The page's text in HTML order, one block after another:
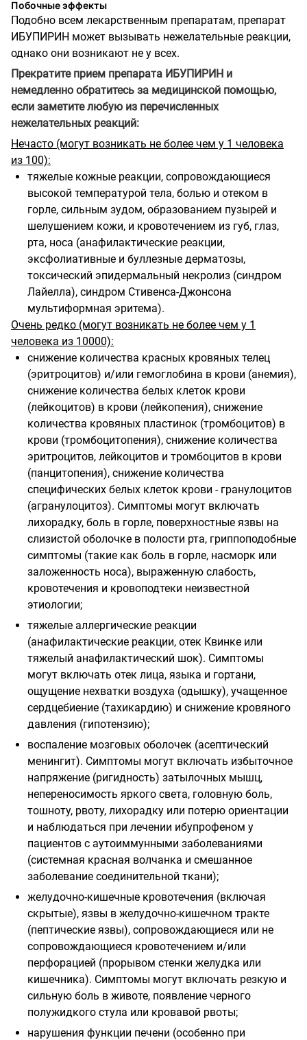
Побочные эффекты
Подобно всем лекарственным препаратам, препарат
ИБУПИРИН может вызывать нежелательные реакции,
однако они возникают не у всех.
Прекратите прием препарата ИБУПИРИН и
немедленно обратитесь за медицинской помощью,
если заметите любую из перечисленных
нежелательных реакций:
Нечасто (могут возникать не более чем у 1 человека
из 100):
тяжелые кожные реакции, сопровождающиеся
высокой температурой тела, болью и отеком в
горле, сильным зудом, образованием пузырей и
шелушением кожи, и кровотечением из губ, глаз,
рта, носа (анафилактические реакции,
эксфолиативные и буллезные дерматозы,
токсический эпидермальный некролиз (синдром
Лайелла), синдром Стивенса-Джонсона
мультиформная эритема).
Очень редко (могут возникать не более чем у 1
человека из 10000):
снижение количества красных кровяных телец
(эритроцитов) и/или гемоглобина в крови (анемия),
снижение количества белых клеток крови
(лейкоцитов) в крови (лейкопения), снижение
количества кровяных пластинок (тромбоцитов) в
крови (тромбоцитопения), снижение количества
эритроцитов, лейкоцитов и тромбоцитов в крови
(панцитопения), снижение количества
специфических белых клеток крови - гранулоцитов
(агранулоцитоз). Симптомы могут включать
лихорадку, боль в горле, поверхностные язвы на
слизистой оболочке в полости рта, гриппоподобные
симптомы (такие как боль в горле, насморк или
заложенность носа), выраженную слабость,
кровотечения и кровоподтеки неизвестной
этиологии;
тяжелые аллергические реакции
(анафилактические реакции, отек Квинке или
тяжелый анафилактический шок). Симптомы
могут включать отек лица, языка и гортани,
ощущение нехватки воздуха (одышку), учащенное
сердцебиение (тахикардию) и снижение кровяного
давления (гипотензию);
воспаление мозговых оболочек (асептический
менингит). Симптомы могут включать избыточное
напряжение (ригидность) затылочных мышц,
непереносимость яркого света, головную боль,
тошноту, рвоту, лихорадку или потерю ориентации
и наблюдаться при лечении ибупрофеном у
пациентов с аутоиммунными заболеваниями
(системная красная волчанка и смешанное
заболевание соединительной ткани);
желудочно-кишечные кровотечения (включая
скрытые), язвы в желудочно-кишечном тракте
(пептические язвы), сопровождающиеся или не
сопровождающиеся кровотечением и/или
перфорацией (прорывом стенки желудка или
кишечника). Симптомы могут включать резкую и
сильную боль в животе, появление черного
полужидкого стула или кровавой рвоты;
нарушения функции печени (особенно при